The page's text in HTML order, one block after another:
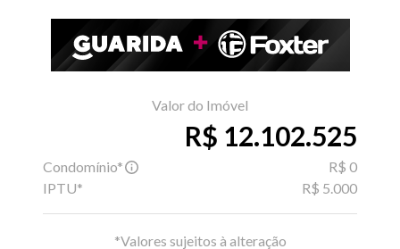
Valor do Imóvel
R$ 12.102.525
Condomínio*
R$ 0
IPTU*
R$ 5.000
*Valores sujeitos à alteração